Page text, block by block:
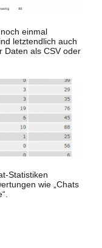
einmal
letztendlich auch
Daten als CSV oder
Statistiken
wie „Chats